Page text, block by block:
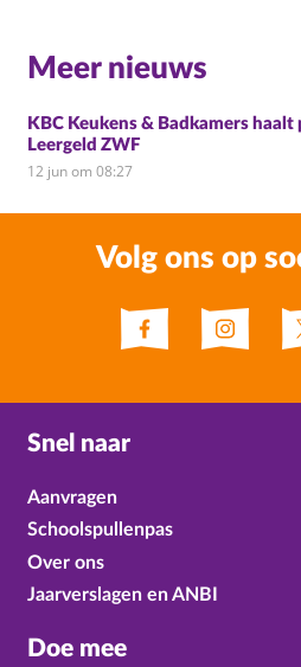
Meer nieuws
KBC Keukens & Badkamers
Leergeld ZWF
12 jun om 08:27
Volg ons op
Snel naar
Aanvragen
Schoolspullenpas
Over ons
Jaarverslagen en ANBI
Doe mee